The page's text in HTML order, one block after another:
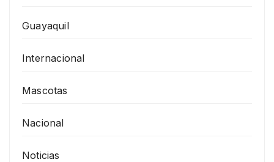
Guayaquil
Internacional
Mascotas
Nacional
Noticias